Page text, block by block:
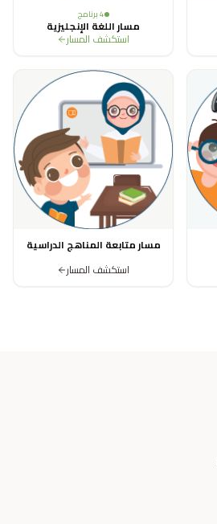
4برنامج
مسار اللغة الإنجليزية
استكشف المسار
مسار متابعة المناهج الدراسية
استكشف المسار